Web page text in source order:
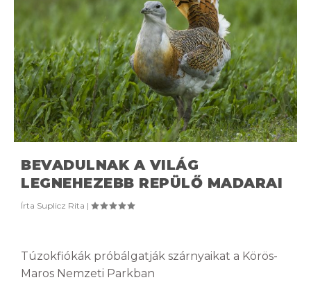
BEVADULNAK A VILÁG
LEGNEHEZEBB REPÜLŐ MADARAI
Írta Suplicz Rita |
Túzokfiókák próbálgatják szárnyaikat a Körös-
Maros Nemzeti Parkban